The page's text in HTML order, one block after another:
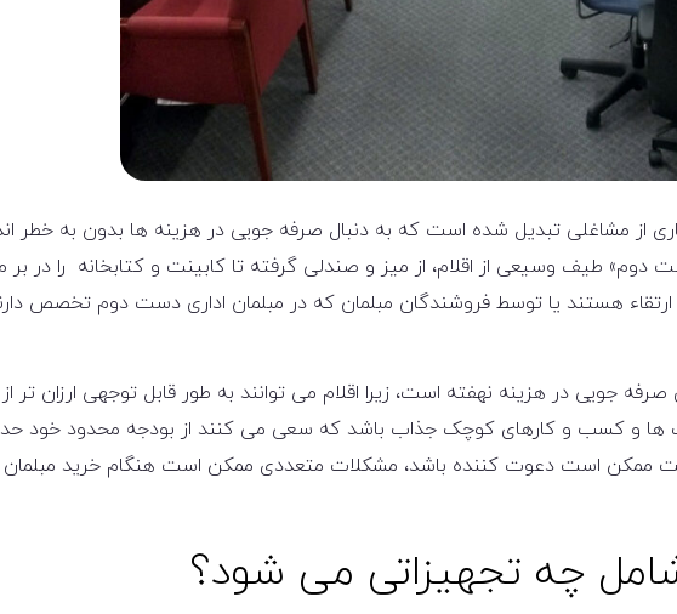
از مشاغلی تبدیل شده است که به دنبال صرفه جویی در هزینه ها بدون به خطر
دوم» طیف وسیعی از اقلام، از میز و صندلی گرفته تا کابینت و کتابخانه را در بر
هستند یا توسط فروشندگان مبلمان که در مبلمان اداری دست دوم تخصص
جویی در هزینه نهفته است، زیرا اقلام می توانند به طور قابل توجهی ارزان تر
ها و کسب و کارهای کوچک جذاب باشد که سعی می کنند از بودجه محدود خود
ممکن است دعوت کننده باشد، مشکلات متعددی ممکن است هنگام خرید مبلمان
چه تجهیزاتی می شود؟